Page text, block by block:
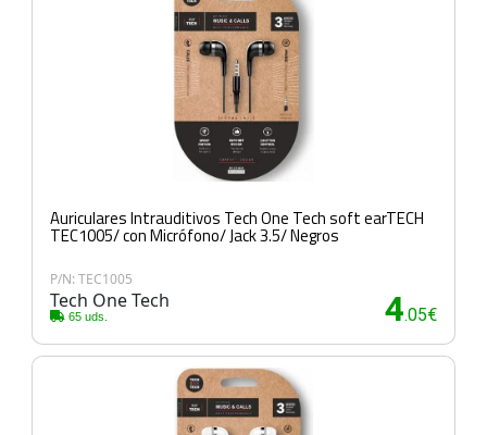
Auriculares Intrauditivos Tech One Tech soft earTECH
TEC1005/ con Micrófono/ Jack 3.5/ Negros
P/N: TEC1005
Tech One Tech
65 uds. 4.05€